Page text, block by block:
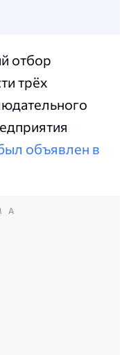
отбор
трёх
объявлен в